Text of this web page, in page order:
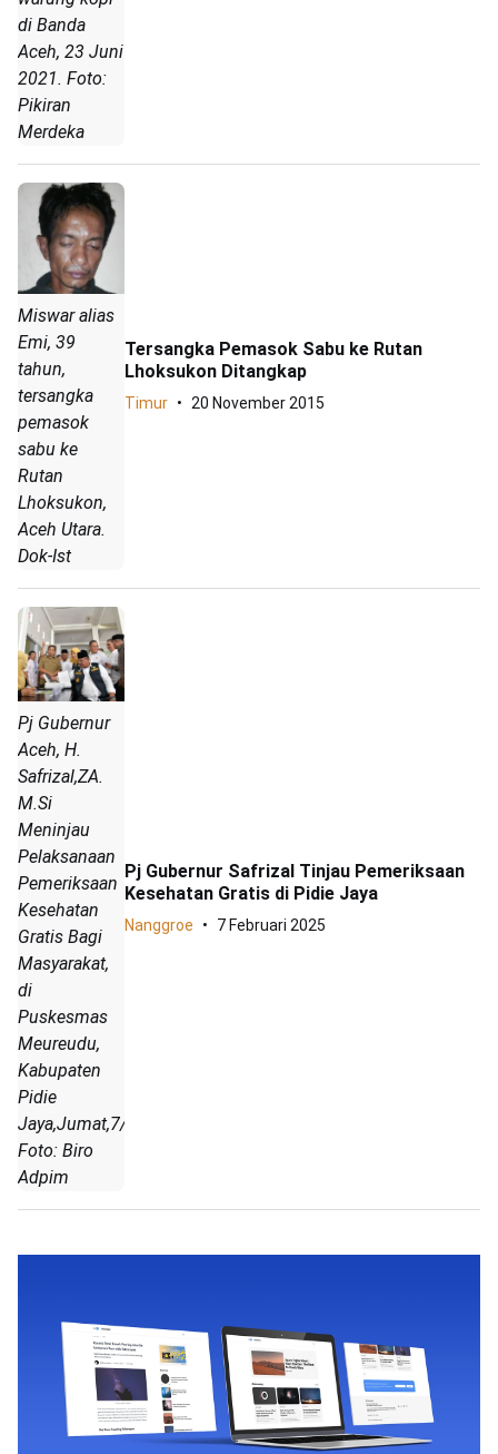
di Banda
Aceh, 23 Juni
2021. Foto:
Pikiran
Merdeka
Miswar alias
Emi, 39
tahun,
tersangka
pemasok
sabu ke
Rutan
Lhoksukon,
Aceh Utara.
Dok-Ist
Tersangka Pemasok Sabu ke Rutan
Lhoksukon Ditangkap
Timur 20 November 2015
Pj Gubernur
Aceh, H.
Safrizal,ZA.
M.Si
Meninjau
Pelaksanaan
Pemeriksaan
Kesehatan
Gratis Bagi
Masyarakat,
di
Puskesmas
Meureudu,
Kabupaten
Pidie
Jaya,Jumat,7/02/2025.
Foto: Biro
Adpim
Pj Gubernur Safrizal Tinjau Pemeriksaan
Kesehatan Gratis di Pidie Jaya
Nanggroe 7 Februari 2025